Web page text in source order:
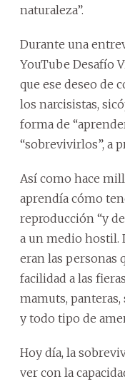
naturaleza”.
Durante una
YouTube Desafío
que ese deseo de
los narcisistas,
forma de
“sobrevivirlos”, a
Así como hace
aprendía cómo
reproducción “y
a un medio hostil.
eran las personas
facilidad a las
mamuts, panteras,
y todo tipo de
Hoy día, la
ver con la